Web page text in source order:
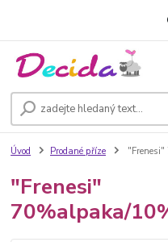
Úvod Prodané příze
"Frenesi"
70%alpaka/